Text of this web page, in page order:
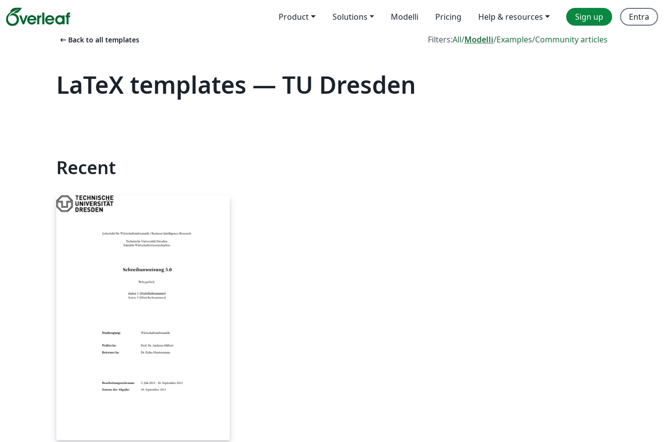
Product Solutions Modelli Pricing Help & resources Sign up Entra
arrow_left_alt Back to all templates Filters:All/Modelli/Examples/Community articles
LaTeX templates — TU Dresden
Recent